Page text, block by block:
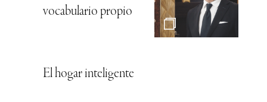
vocabulario propio
El hogar inteligente